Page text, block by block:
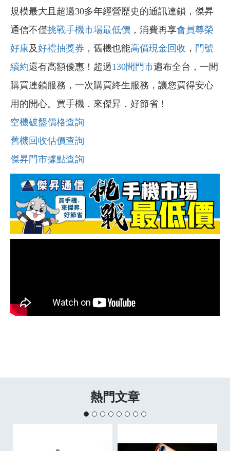
規模最大且超過30多年經營歷史的通訊連鎖，傑昇
通信不僅挑戰手機市場最低價 ，消費再享會員尊榮
好康及好禮抽獎券 ，舊機也能高價現金回收 ， 門號
續約還有高額優惠！超過130間門市遍布全台，一間
購買連鎖服務，一次購買終生服務，讓您買得安心
用的開心。買手機．來傑昇．好節省！
空機破盤價格查詢
舊機回收估價查詢
傑昇門市據點查詢
熱門文章